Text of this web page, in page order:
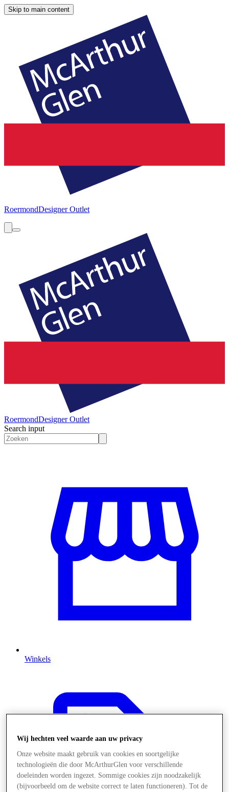
Skip to main content
RoermondDesigner Outlet
RoermondDesigner Outlet
Search input
Winkels
Wij hechten veel waarde aan uw privacy
Onze website maakt gebruik van cookies en soortgelijke
technologieën die door McArthurGlen voor verschillende
doeleinden worden ingezet. Sommige cookies zijn noodzakelijk
(bijvoorbeeld om de website correct te laten functioneren). Tot de